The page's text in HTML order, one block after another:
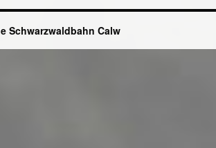
Schwarzwaldbahn Calw